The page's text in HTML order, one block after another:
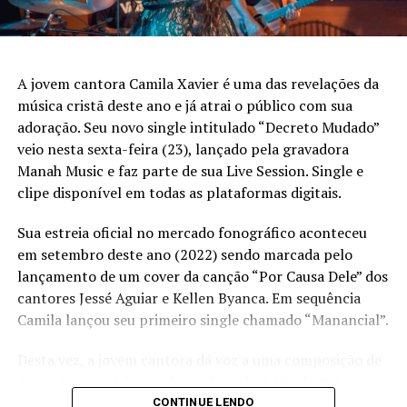
A banda Superabundante é de Belo Horizonte, Minas
uniram para mostrarem ao público um som original, que
apresenta Deus e fala de fé e esperança. Com um jeito
muito próprio de ser os amigos querem falar de Jesus
para o mundo.
Em 2020, eles lançaram o primeiro EP, intitulado
“Superabundante”, com cinco canções autorais. No
mesmo ano, a banda lançou versões de canções já
consagradas, imprimindo nelas uma releitura com sua
própria identidade. Em 2021, foi a vez do segundo
trabalho, o EP “Agora
” também com cinco canções
autorais. Em 2022, a Superabundante fez o lançamento
do projeto “
”, primeiro EP com 12 músicas inéditas
A jovem cantora Camila Xavier é uma das revelações da
música cristã deste ano e já atrai o público com sua
adoração. Seu novo single intitulado “Decreto Mudado”
veio nesta sexta-feira (23), lançado pela gravadora
Manah Music e faz parte de sua Live Session. Single e
clipe disponível em todas as plataformas digitais.
Sua estreia oficial no mercado fonográfico aconteceu
em setembro deste ano (2022) sendo marcada pelo
lançamento de um cover da canção “Por Causa Dele” dos
cantores Jessé Aguiar e Kellen Byanca. Em sequência
Camila lançou seu primeiro single chamado “Manancial”.
CONTINUE LENDO